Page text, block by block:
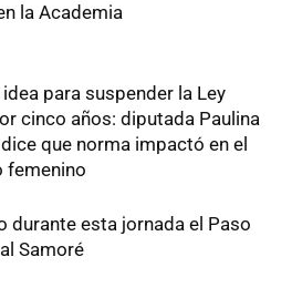
la Academia
idea para suspender la Ley
cinco años: diputada Paulina
que norma impactó en el
femenino
durante esta jornada el Paso
Samoré